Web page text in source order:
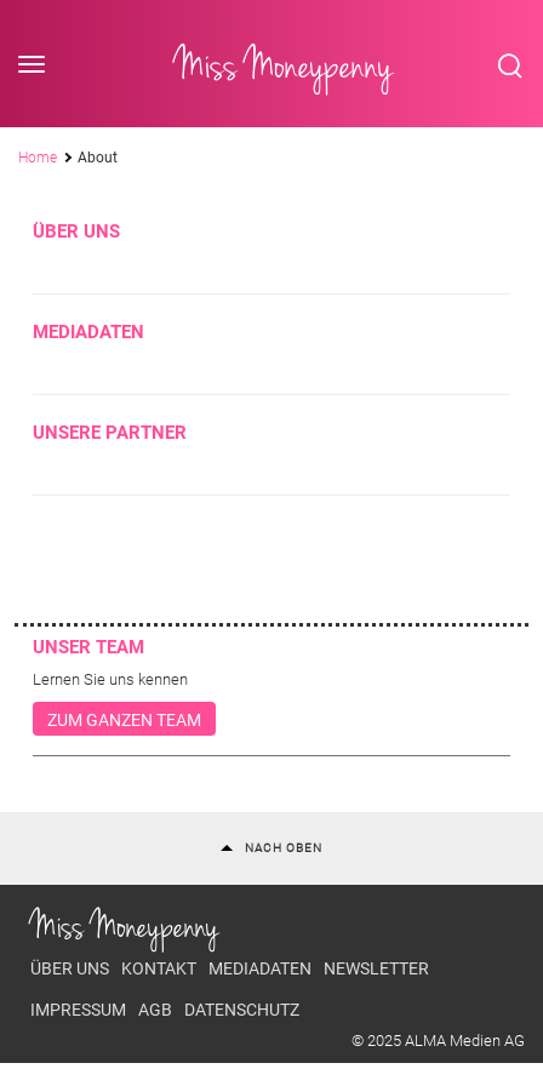
Miss Moneypenny
Breadcrumb
Home About
ÜBER UNS
MEDIADATEN
UNSERE PARTNER
UNSER TEAM
Lernen Sie uns kennen
ZUM GANZEN TEAM
NACH OBEN
Miss Moneypenny
Footer menu
ÜBER UNS KONTAKT MEDIADATEN NEWSLETTER
IMPRESSUM AGB DATENSCHUTZ
© 2025 ALMA Medien AG